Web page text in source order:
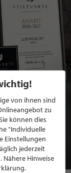
von ihnen sind
zu
können dies
"Individuelle
Einstellungen
jederzeit
Nähere Hinweise